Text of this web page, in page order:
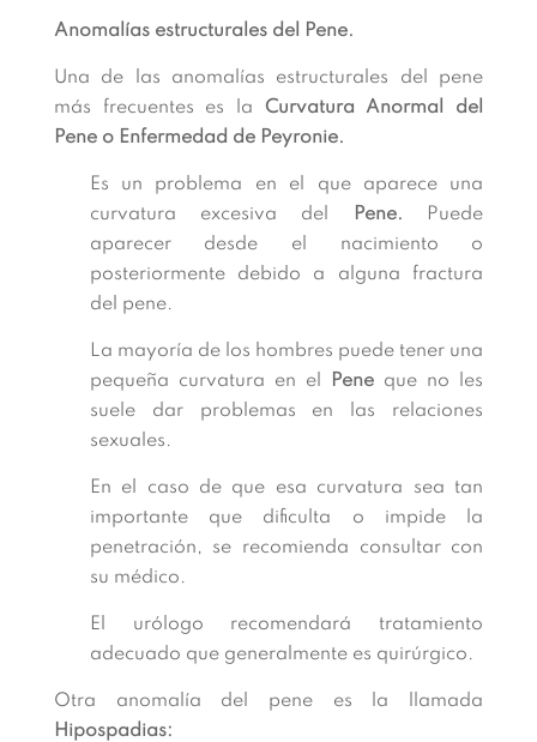
Anomalías estructurales del Pene.
Una de las anomalías estructurales del pene
más frecuentes es la Curvatura Anormal del
Pene o Enfermedad de Peyronie.
Es un problema en el que aparece una
curvatura excesiva del
Pene. Puede
aparecer desde el nacimiento o
posteriormente debido a alguna fractura
del pene.
La mayoría de los hombres puede tener una
pequeña curvatura en el
Pene que no les
suele dar problemas en las relaciones
sexuales.
En el caso de que esa curvatura sea tan
importante que dificulta o impide la
penetración, se recomienda consultar con
su médico.
El urólogo recomendará tratamiento
adecuado que generalmente es quirúrgico.
Otra anomalía del pene es la llamada
Hipospadias: